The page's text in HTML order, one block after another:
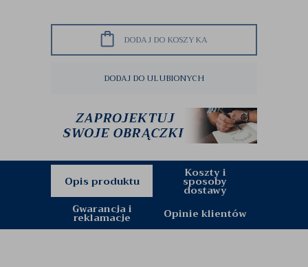
DODAJ DO KOSZYKA
DODAJ DO ULUBIONYCH
Opis produktu
Koszty i
sposoby
dostawy
Gwarancja i
reklamacje Opinie klientów